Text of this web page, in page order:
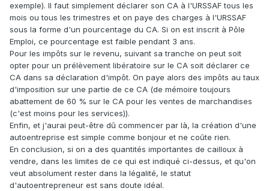
exemple). Il faut simplement déclarer son CA à l'URSSAF tous les
mois ou tous les trimestres et on paye des charges à l'URSSAF
sous la forme d'un pourcentage du CA. Si on est inscrit à Pôle
Emploi, ce pourcentage est faible pendant 3 ans.
Pour les impôts sur le revenu, suivant sa tranche on peut soit
opter pour un prélèvement libératoire sur le CA soit déclarer ce
CA dans sa déclaration d'impôt. On paye alors des impôts au taux
d'imposition sur une partie de ce CA (de mémoire toujours
abattement de 60 % sur le CA pour les ventes de marchandises
(c'est moins pour les services)).
Enfin, et j'aurai peut-être dû commencer par là, la création d'une
autoentreprise est simple comme bonjour et ne coûte rien.
En conclusion, si on a des quantités importantes de cailloux à
vendre, dans les limites de ce qui est indiqué ci-dessus, et qu'on
veut absolument rester dans la légalité, le statut
d'autoentrepreneur est sans doute idéal.